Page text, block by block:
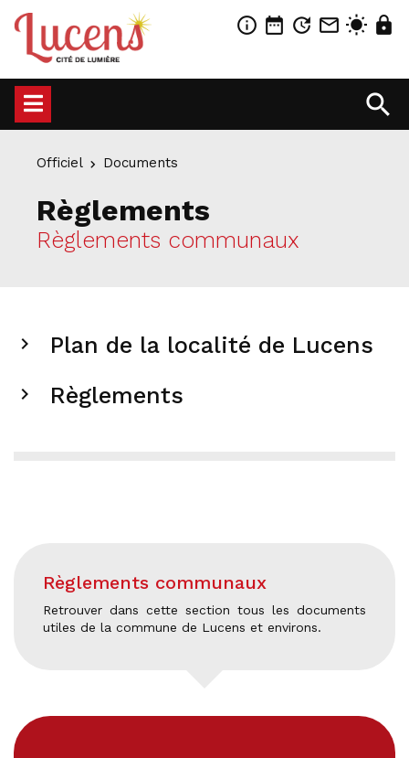
info_outline date_range update mail_outline wb_sunny lock
search
Officiel Documents
Règlements
Règlements communaux
chevron_right Plan de la localité de Lucens
chevron_right Règlements
Règlements communaux
Retrouver dans cette section tous les documents
utiles de la commune de Lucens et environs.